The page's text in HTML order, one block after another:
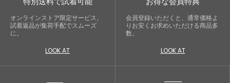
オンラインストア限定サービス。
試着返品が集荷手配でスムーズ
に。
LOOK AT
会員登録いただくと、通常価格よ
りお安くお求めいただける商品多
数。
LOOK AT